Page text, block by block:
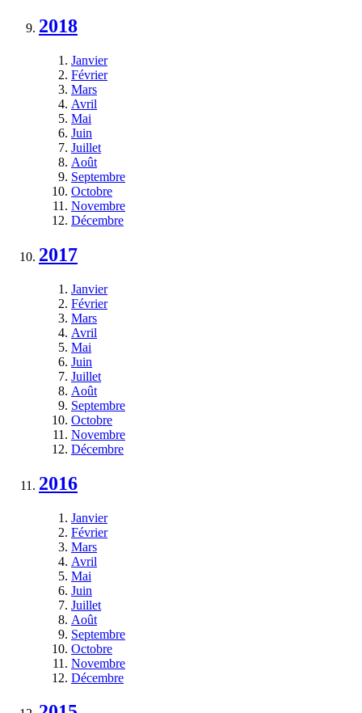
2018
Janvier
Février
Mars
Avril
Mai
Juin
Juillet
Août
Septembre
Octobre
Novembre
Décembre
2017
Janvier
Février
Mars
Avril
Mai
Juin
Juillet
Août
Septembre
Octobre
Novembre
Décembre
2016
Janvier
Février
Mars
Avril
Mai
Juin
Juillet
Août
Septembre
Octobre
Novembre
Décembre